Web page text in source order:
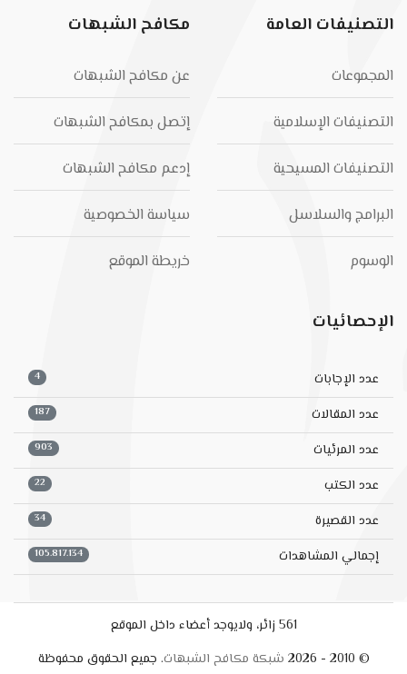
التصنيفات العامة
المجموعات
التصنيفات الإسلامية
التصنيفات المسيحية
البرامج والسلاسل
الوسوم
مكافح الشبهات
عن مكافح الشبهات
إتصل بمكافح الشبهات
إدعم مكافح الشبهات
سياسة الخصوصية
خريطة الموقع
الإحصائيات
عدد الإجابات 4
عدد المقالات 187
عدد المرئيات 903
عدد الكتب 22
عدد القصيرة 34
إجمالي المشاهدات 105.817.134
561 زائر، ولايوجد أعضاء داخل الموقع
© 2010 - 2026
شبكة مكافح الشبهات. جميع الحقوق محفوظة